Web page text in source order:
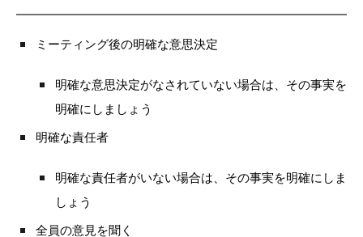
ミーティング後の明確な意思決定
明確な意思決定がなされていない場合は、その事実を
明確にしましょう
明確な責任者
明確な責任者がいない場合は、その事実を明確にしま
しょう
全員の意見を聞く